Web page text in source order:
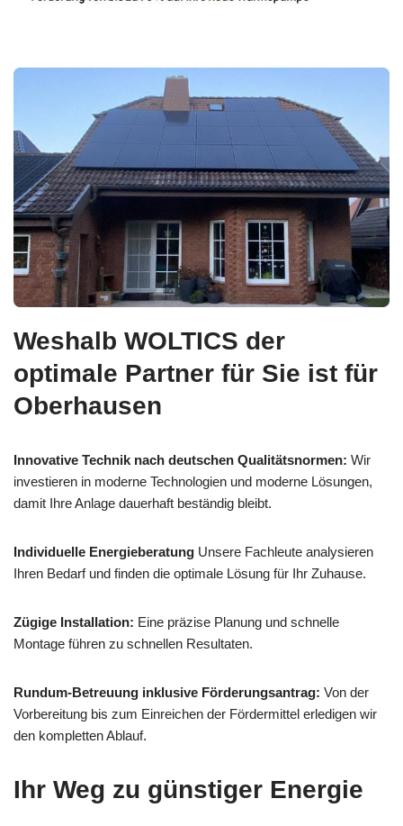
Weshalb WOLTICS der
optimale Partner für Sie ist für
Oberhausen
Innovative Technik nach deutschen Qualitätsnormen: Wir
investieren in moderne Technologien und moderne Lösungen,
damit Ihre Anlage dauerhaft beständig bleibt.
Individuelle Energieberatung Unsere Fachleute analysieren
Ihren Bedarf und finden die optimale Lösung für Ihr Zuhause.
Zügige Installation: Eine präzise Planung und schnelle
Montage führen zu schnellen Resultaten.
Rundum-Betreuung inklusive Förderungsantrag: Von der
Vorbereitung bis zum Einreichen der Fördermittel erledigen wir
den kompletten Ablauf.
Ihr Weg zu günstiger Energie